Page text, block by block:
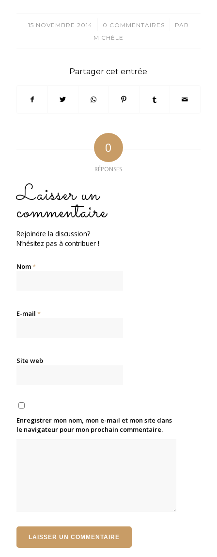
15 NOVEMBRE 2014
/ 0 COMMENTAIRES
/
PAR
MICHÈLE
Partager cet entrée
0
RÉPONSES
Laisser un
commentaire
Rejoindre la discussion?
N’hésitez pas à contribuer !
Nom*
E-mail *
Site web
Enregistrer mon nom, mon e-mail et mon site dans
le navigateur pour mon prochain commentaire.